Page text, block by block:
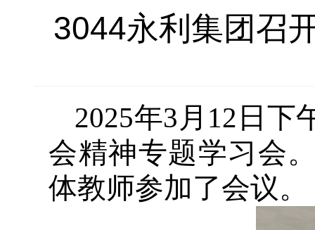
3044永利集团召
2025年3月12日下
会精神专题学习会
体教师参加了会议。